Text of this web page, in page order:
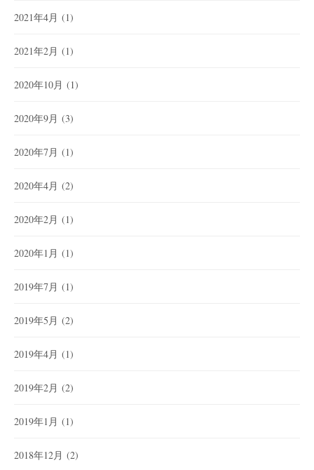
2021年4月 (1)
2021年2月 (1)
2020年10月 (1)
2020年9月 (3)
2020年7月 (1)
2020年4月 (2)
2020年2月 (1)
2020年1月 (1)
2019年7月 (1)
2019年5月 (2)
2019年4月 (1)
2019年2月 (2)
2019年1月 (1)
2018年12月 (2)